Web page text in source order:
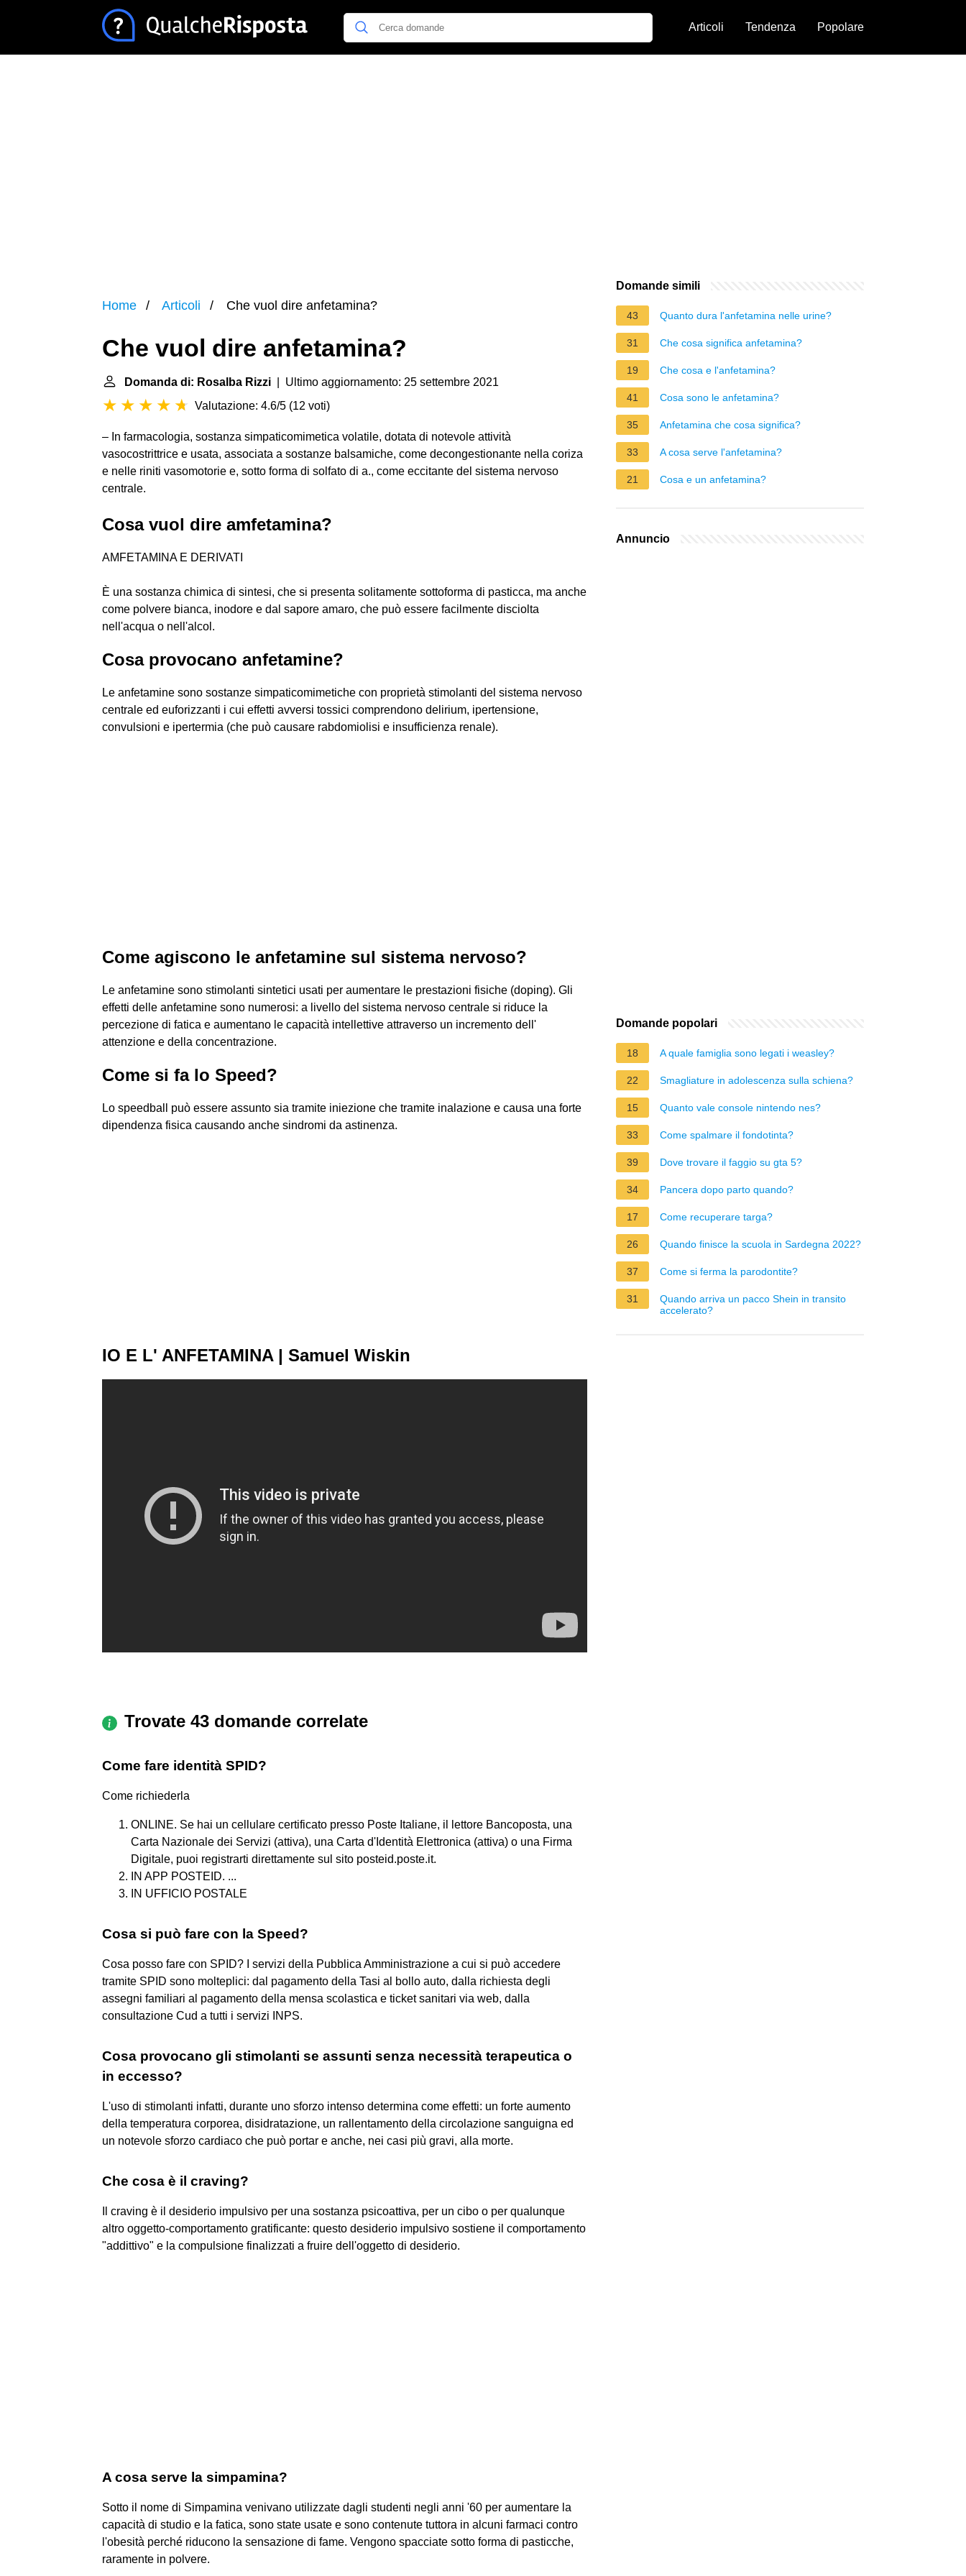
Articoli Tendenza Popolare
Home Articoli Che vuol dire anfetamina?
Che vuol dire anfetamina?
Domanda di: Rosalba Rizzi | Ultimo aggiornamento: 25 settembre 2021
Valutazione: 4.6/5 (12 voti)
– In farmacologia, sostanza simpaticomimetica volatile, dotata di notevole attività
vasocostrittrice e usata, associata a sostanze balsamiche, come decongestionante nella coriza
e nelle riniti vasomotorie e, sotto forma di solfato di a., come eccitante del sistema nervoso
centrale.
Cosa vuol dire amfetamina?
AMFETAMINA E DERIVATI
È una sostanza chimica di sintesi, che si presenta solitamente sottoforma di pasticca, ma anche
come polvere bianca, inodore e dal sapore amaro, che può essere facilmente disciolta
nell'acqua o nell'alcol.
Cosa provocano anfetamine?
Le anfetamine sono sostanze simpaticomimetiche con proprietà stimolanti del sistema nervoso
centrale ed euforizzanti i cui effetti avversi tossici comprendono delirium, ipertensione,
convulsioni e ipertermia (che può causare rabdomiolisi e insufficienza renale).
Come agiscono le anfetamine sul sistema nervoso?
Le anfetamine sono stimolanti sintetici usati per aumentare le prestazioni fisiche (doping). Gli
effetti delle anfetamine sono numerosi: a livello del sistema nervoso centrale si riduce la
percezione di fatica e aumentano le capacità intellettive attraverso un incremento dell'
attenzione e della concentrazione.
Come si fa lo Speed?
Lo speedball può essere assunto sia tramite iniezione che tramite inalazione e causa una forte
dipendenza fisica causando anche sindromi da astinenza.
IO E L' ANFETAMINA | Samuel Wiskin
Trovate 43 domande correlate
Come fare identità SPID?
Come richiederla
ONLINE. Se hai un cellulare certificato presso Poste Italiane, il lettore Bancoposta, una
Carta Nazionale dei Servizi (attiva), una Carta d'Identità Elettronica (attiva) o una Firma
Digitale, puoi registrarti direttamente sul sito posteid.poste.it.
IN APP POSTEID. ...
IN UFFICIO POSTALE​
Cosa si può fare con la Speed?
Cosa posso fare con SPID? I servizi della Pubblica Amministrazione a cui si può accedere
tramite SPID sono molteplici: dal pagamento della Tasi al bollo auto, dalla richiesta degli
assegni familiari al pagamento della mensa scolastica e ticket sanitari via web, dalla
consultazione Cud a tutti i servizi INPS.
Cosa provocano gli stimolanti se assunti senza necessità terapeutica o
in eccesso?
L'uso di stimolanti infatti, durante uno sforzo intenso determina come effetti: un forte aumento
della temperatura corporea, disidratazione, un rallentamento della circolazione sanguigna ed
un notevole sforzo cardiaco che può portar e anche, nei casi più gravi, alla morte.
Che cosa è il craving?
Il craving è il desiderio impulsivo per una sostanza psicoattiva, per un cibo o per qualunque
altro oggetto-comportamento gratificante: questo desiderio impulsivo sostiene il comportamento
"addittivo" e la compulsione finalizzati a fruire dell'oggetto di desiderio.
A cosa serve la simpamina?
Sotto il nome di Simpamina venivano utilizzate dagli studenti negli anni '60 per aumentare la
capacità di studio e la fatica, sono state usate e sono contenute tuttora in alcuni farmaci contro
l'obesità perché riducono la sensazione di fame. Vengono spacciate sotto forma di pasticche,
raramente in polvere.
Domande simili
43 Quanto dura l'anfetamina nelle urine?
31 Che cosa significa anfetamina?
19 Che cosa e l'anfetamina?
41 Cosa sono le anfetamina?
35 Anfetamina che cosa significa?
33 A cosa serve l'anfetamina?
21 Cosa e un anfetamina?
Annuncio
Domande popolari
18 A quale famiglia sono legati i weasley?
22 Smagliature in adolescenza sulla schiena?
15 Quanto vale console nintendo nes?
33 Come spalmare il fondotinta?
39 Dove trovare il faggio su gta 5?
34 Pancera dopo parto quando?
17 Come recuperare targa?
26 Quando finisce la scuola in Sardegna 2022?
37 Come si ferma la parodontite?
31
Quando arriva un pacco Shein in transito
accelerato?